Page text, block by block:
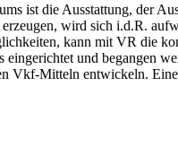
ist die Ausstattung, der
wird sich i.d.R.
kann mit VR die
und begangen
Vkf-Mitteln entwickeln.